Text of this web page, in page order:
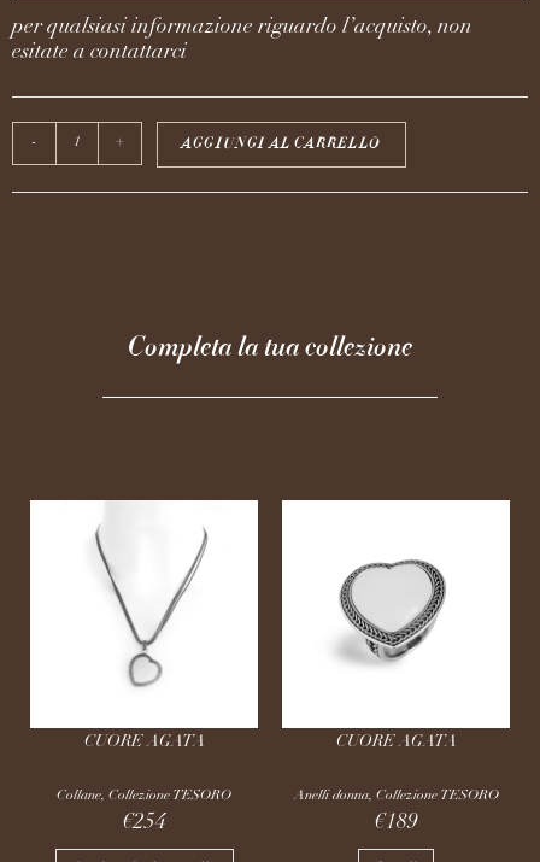
per qualsiasi informazione riguardo l’acquisto, non
esitate a contattarci
- + AGGIUNGI AL CARRELLO
Completa la tua collezione
CUORE AGATA
Collane, Collezione TESORO
€254
CUORE AGATA
Anelli donna, Collezione TESORO
€189